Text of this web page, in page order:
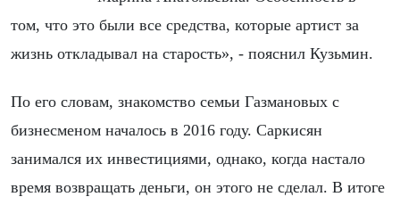
том, что это были все средства, которые артист за
жизнь откладывал на старость», - пояснил Кузьмин.
По его словам, знакомство семьи Газмановых с
бизнесменом началось в 2016 году. Саркисян
занимался их инвестициями, однако, когда настало
время возвращать деньги, он этого не сделал. В итоге